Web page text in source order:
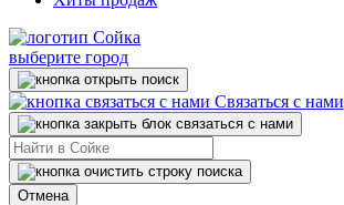
выберите город
Связаться с нами
Отмена